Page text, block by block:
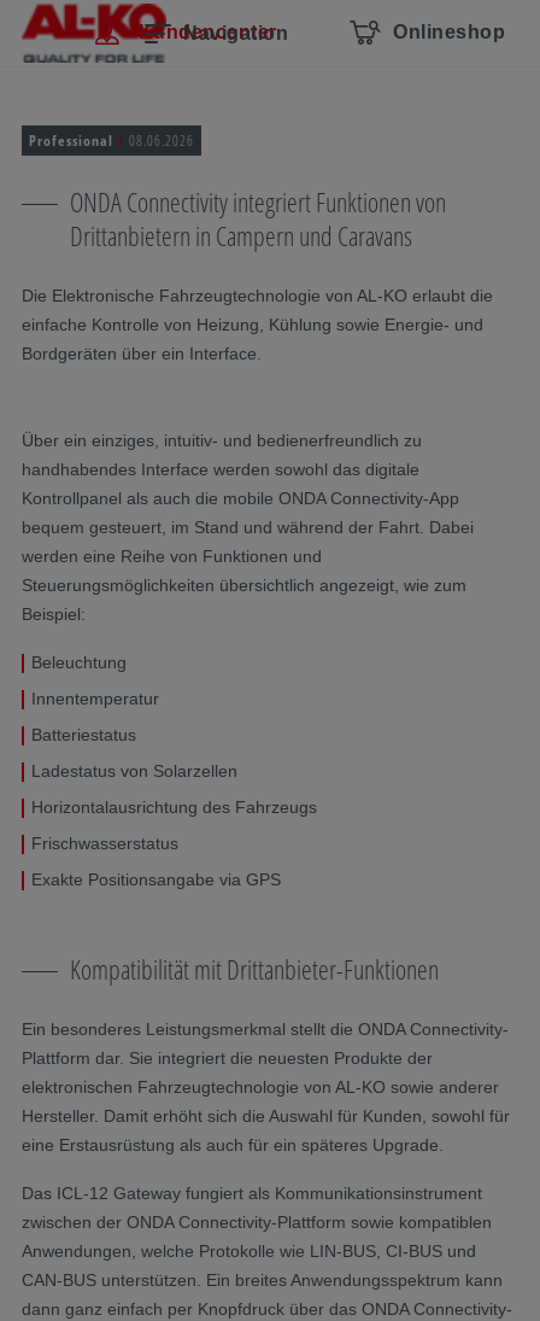
Navigation überspringen
Zum Hauptcontent
Zur Hauptnavigation springen
Inhaltsverzeichnis Navigation
Kundencenter Onlineshop
Professional 08.06.2026
ONDA Connectivity integriert Funktionen von
Drittanbietern in Campern und Caravans
Die Elektronische Fahrzeugtechnologie von AL-KO erlaubt die
einfache Kontrolle von Heizung, Kühlung sowie Energie- und
Bordgeräten über ein Interface.
Über ein einziges, intuitiv- und bedienerfreundlich zu
handhabendes Interface werden sowohl das digitale
Kontrollpanel als auch die mobile ONDA Connectivity-App
bequem gesteuert, im Stand und während der Fahrt. Dabei
werden eine Reihe von Funktionen und
Steuerungsmöglichkeiten übersichtlich angezeigt, wie zum
Beispiel:
Beleuchtung
Innentemperatur
Batteriestatus
Ladestatus von Solarzellen
Horizontalausrichtung des Fahrzeugs
Frischwasserstatus
Exakte Positionsangabe via GPS
Kompatibilität mit Drittanbieter-Funktionen
Ein besonderes Leistungsmerkmal stellt die ONDA Connectivity-
Plattform dar. Sie integriert die neuesten Produkte der
elektronischen Fahrzeugtechnologie von AL-KO sowie anderer
Hersteller. Damit erhöht sich die Auswahl für Kunden, sowohl für
eine Erstausrüstung als auch für ein späteres Upgrade.
Das ICL-12 Gateway fungiert als Kommunikationsinstrument
zwischen der ONDA Connectivity-Plattform sowie kompatiblen
Anwendungen, welche Protokolle wie LIN-BUS, CI-BUS und
CAN-BUS unterstützen. Ein breites Anwendungsspektrum kann
dann ganz einfach per Knopfdruck über das ONDA Connectivity-